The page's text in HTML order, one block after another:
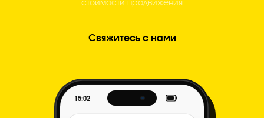
стоимости продвижения
Свяжитесь с нами
15:02